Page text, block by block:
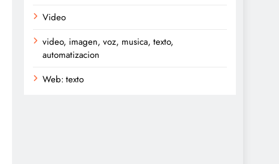
Video
video, imagen, voz, musica, texto,
automatizacion
Web: texto